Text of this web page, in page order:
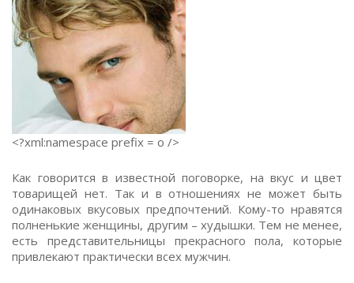
<?xml:namespace prefix = o />
Как говорится в известной поговорке, на вкус и цвет
товарищей нет. Так и в отношениях не может быть
одинаковых вкусовых предпочтений. Кому-то нравятся
полненькие женщины, другим – худышки. Тем не менее,
есть представительницы прекрасного пола, которые
привлекают практически всех мужчин.